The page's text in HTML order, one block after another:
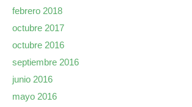
febrero 2018
octubre 2017
octubre 2016
septiembre 2016
junio 2016
mayo 2016